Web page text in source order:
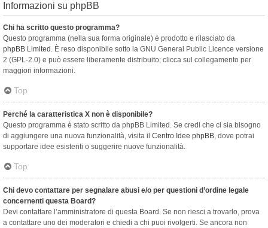
Informazioni su phpBB
Chi ha scritto questo programma?
Questo programma (nella sua forma originale) è prodotto e rilasciato da
phpBB Limited . È reso disponibile sotto la GNU General Public Licence versione
2 (GPL-2.0) e può essere liberamente distribuito; clicca sul collegamento per
maggiori informazioni.
Top
Perché la caratteristica X non è disponibile?
Questo programma è stato scritto da phpBB Limited. Se credi che ci sia bisogno
di aggiungere una nuova funzionalità, visita il Centro Idee phpBB, dove potrai
supportare idee esistenti o suggerire nuove funzionalità.
Top
Chi devo contattare per segnalare abusi e/o per questioni d’ordine legale
concernenti questa Board?
Devi contattare l’amministratore di questa Board. Se non riesci a trovarlo, prova
a contattare uno dei moderatori e chiedi a chi puoi rivolgerti. Se ancora non